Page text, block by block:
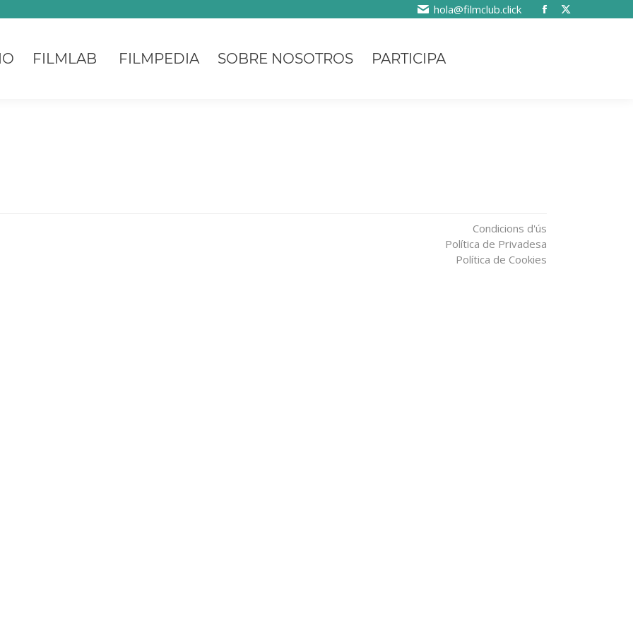
hola@filmclub.click
FILMLAB FILMPEDIA SOBRE NOSOTROS PARTICIPA
Condicions d'ús
Política de Privadesa
Política de Cookies